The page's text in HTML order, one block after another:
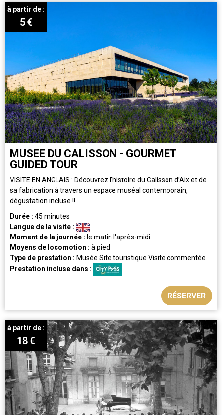
MUSEE DU CALISSON - GOURMET
GUIDED TOUR
VISITE EN ANGLAIS : Découvrez l’histoire du Calisson d’Aix et de
sa fabrication à travers un espace muséal contemporain,
dégustation incluse !!
à partir de :
5€
Durée : 45 minutes
Langue de la visite :
Moment de la journée : le matin l'après-midi
Moyens de locomotion : à pied
Type de prestation : Musée Site touristique Visite commentée
Prestation incluse dans :
RÉSERVER
à partir de :
18€